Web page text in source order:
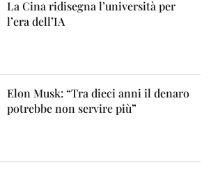
La Cina ridisegna l’università per
l’era dell’IA
Elon Musk: “Tra dieci anni il denaro
potrebbe non servire più”